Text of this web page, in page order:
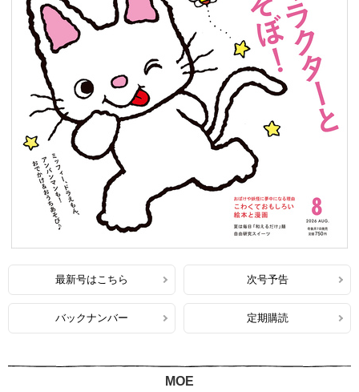
最新号はこちら 次号予告
バックナンバー 定期購読
MOE